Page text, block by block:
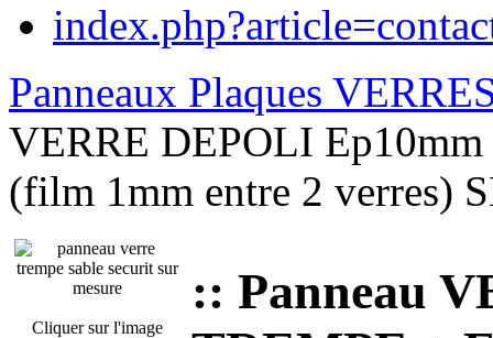
Panneaux Plaques
VERRE DEPOLI
(film 1mm entre 2 verres)
Cliquer sur l'image
:: Panneau